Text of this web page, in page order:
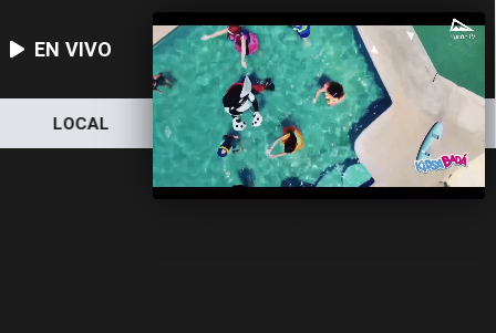
EN VIVO
LOCAL NACIONAL DEPORTES